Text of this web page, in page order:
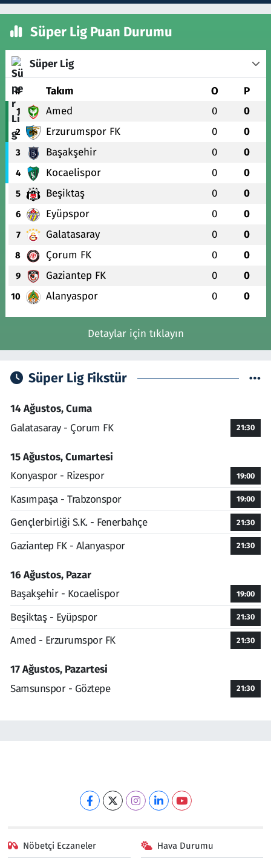
Süper Lig Puan Durumu
Süper Lig
# Takım O P
1 Amed 0 0
2 Erzurumspor FK 0 0
3 Başakşehir 0 0
4 Kocaelispor 0 0
5 Beşiktaş 0 0
6 Eyüpspor 0 0
7 Galatasaray 0 0
8 Çorum FK 0 0
9 Gaziantep FK 0 0
10 Alanyaspor 0 0
Detaylar için tıklayın
Süper Lig Fikstür
14 Ağustos, Cuma
Galatasaray - Çorum FK
21:30
15 Ağustos, Cumartesi
Konyaspor - Rizespor
19:00
Kasımpaşa - Trabzonspor 19:00
Gençlerbirliği S.K. - Fenerbahçe 21:30
Gaziantep FK - Alanyaspor 21:30
16 Ağustos, Pazar
Başakşehir - Kocaelispor
19:00
Beşiktaş - Eyüpspor 21:30
Amed - Erzurumspor FK 21:30
17 Ağustos, Pazartesi
Samsunspor - Göztepe
21:30
Nöbetçi Eczaneler Hava Durumu